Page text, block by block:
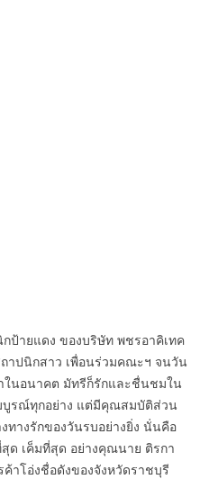
ป้ายแดง ของบริษัท พชรอาคิเทค
าปนิกสาว เพื่อนร่วมคณะฯ จนวัน
ในอนาคต มัทรีก็รักและชื่นชมใน
บูรณ์ทุกอย่าง แต่มีคุณสมบัติส่วน
ทางรักของวันรบอย่างยิ่ง นั่นคือ
ด เค็มที่สุด อย่างคุณนาย ติรกา
าโอ่งชื่อดังของจังหวัดราชบุรี